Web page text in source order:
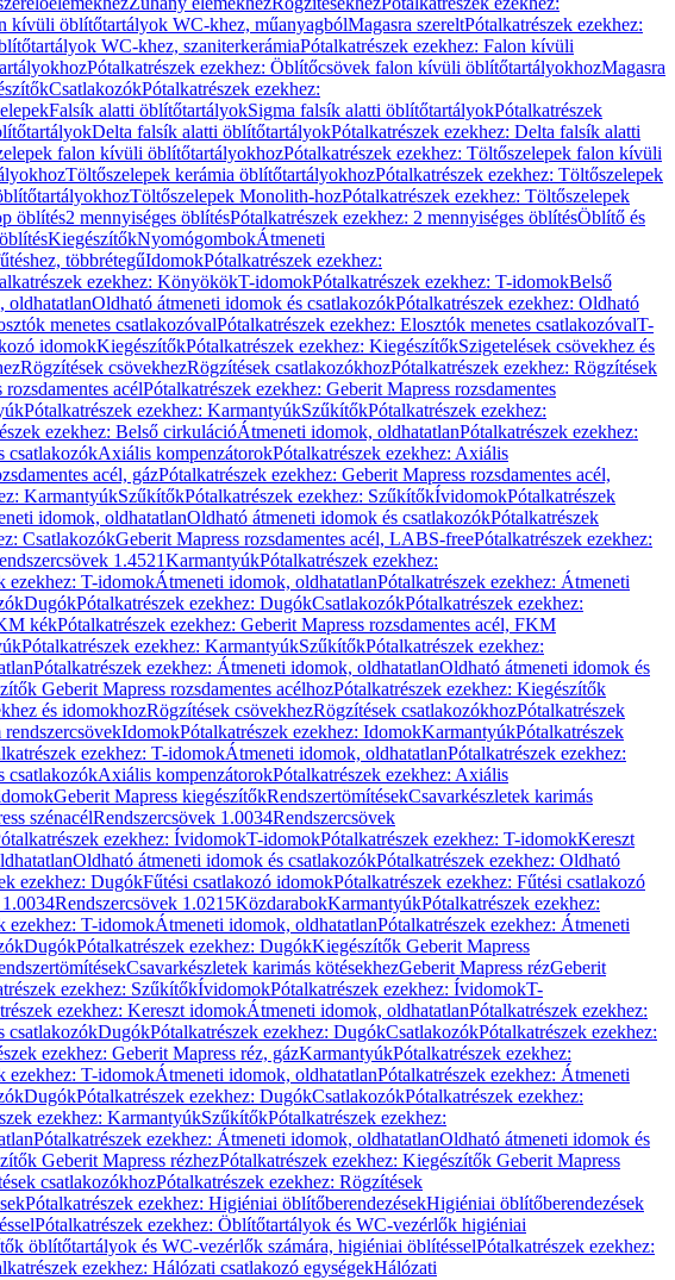
kívüli öblítőtartályok WC-khez, műanyagbólMagasra szereltPótalkatrészek ezekhez:
WC-khez, szaniterkerámiaPótalkatrészek ezekhez: Falon kívüli
Pótalkatrészek ezekhez: Öblítőcsövek falon kívüli öblítőtartályokhozMagasra
CsatlakozókPótalkatrészek ezekhez:
Falsík alatti öblítőtartályokSigma falsík alatti öblítőtartályokPótalkatrészek
Delta falsík alatti öblítőtartályokPótalkatrészek ezekhez: Delta falsík alatti
falon kívüli öblítőtartályokhozPótalkatrészek ezekhez: Töltőszelepek falon kívüli
Töltőszelepek kerámia öblítőtartályokhozPótalkatrészek ezekhez: Töltőszelepek
Töltőszelepek Monolith-hozPótalkatrészek ezekhez: Töltőszelepek
öblítés2 mennyiséges öblítésPótalkatrészek ezekhez: 2 mennyiséges öblítésÖblítő és
KiegészítőkNyomógombokÁtmeneti
többrétegűIdomokPótalkatrészek ezekhez:
ezekhez: KönyökökT-idomokPótalkatrészek ezekhez: T-idomokBelső
oldhatatlanOldható átmeneti idomok és csatlakozókPótalkatrészek ezekhez: Oldható
menetes csatlakozóvalPótalkatrészek ezekhez: Elosztók menetes csatlakozóvalT-
idomokKiegészítőkPótalkatrészek ezekhez: KiegészítőkSzigetelések csövekhez és
Rögzítések csövekhezRögzítések csatlakozókhozPótalkatrészek ezekhez: Rögzítések
acélPótalkatrészek ezekhez: Geberit Mapress rozsdamentes
Pótalkatrészek ezekhez: KarmantyúkSzűkítőkPótalkatrészek ezekhez:
ezekhez: Belső cirkulációÁtmeneti idomok, oldhatatlanPótalkatrészek ezekhez:
csatlakozókAxiális kompenzátorokPótalkatrészek ezekhez: Axiális
acél, gázPótalkatrészek ezekhez: Geberit Mapress rozsdamentes acél,
KarmantyúkSzűkítőkPótalkatrészek ezekhez: SzűkítőkÍvidomokPótalkatrészek
idomok, oldhatatlanOldható átmeneti idomok és csatlakozókPótalkatrészek
CsatlakozókGeberit Mapress rozsdamentes acél, LABS-freePótalkatrészek ezekhez:
1.4521KarmantyúkPótalkatrészek ezekhez:
ezekhez: T-idomokÁtmeneti idomok, oldhatatlanPótalkatrészek ezekhez: Átmeneti
DugókPótalkatrészek ezekhez: DugókCsatlakozókPótalkatrészek ezekhez:
kékPótalkatrészek ezekhez: Geberit Mapress rozsdamentes acél, FKM
Pótalkatrészek ezekhez: KarmantyúkSzűkítőkPótalkatrészek ezekhez:
Pótalkatrészek ezekhez: Átmeneti idomok, oldhatatlanOldható átmeneti idomok és
Geberit Mapress rozsdamentes acélhozPótalkatrészek ezekhez: Kiegészítők
és idomokhozRögzítések csövekhezRögzítések csatlakozókhozPótalkatrészek
rendszercsövekIdomokPótalkatrészek ezekhez: IdomokKarmantyúkPótalkatrészek
ezekhez: T-idomokÁtmeneti idomok, oldhatatlanPótalkatrészek ezekhez:
csatlakozókAxiális kompenzátorokPótalkatrészek ezekhez: Axiális
Geberit Mapress kiegészítőkRendszertömítésekCsavarkészletek karimás
szénacélRendszercsövek 1.0034Rendszercsövek
ezekhez: ÍvidomokT-idomokPótalkatrészek ezekhez: T-idomokKereszt
Oldható átmeneti idomok és csatlakozókPótalkatrészek ezekhez: Oldható
ezekhez: DugókFűtési csatlakozó idomokPótalkatrészek ezekhez: Fűtési csatlakozó
Rendszercsövek 1.0215KözdarabokKarmantyúkPótalkatrészek ezekhez:
ezekhez: T-idomokÁtmeneti idomok, oldhatatlanPótalkatrészek ezekhez: Átmeneti
DugókPótalkatrészek ezekhez: DugókKiegészítők Geberit Mapress
Csavarkészletek karimás kötésekhezGeberit Mapress rézGeberit
ezekhez: SzűkítőkÍvidomokPótalkatrészek ezekhez: ÍvidomokT-
ezekhez: Kereszt idomokÁtmeneti idomok, oldhatatlanPótalkatrészek ezekhez:
csatlakozókDugókPótalkatrészek ezekhez: DugókCsatlakozókPótalkatrészek ezekhez:
ezekhez: Geberit Mapress réz, gázKarmantyúkPótalkatrészek ezekhez:
ezekhez: T-idomokÁtmeneti idomok, oldhatatlanPótalkatrészek ezekhez: Átmeneti
DugókPótalkatrészek ezekhez: DugókCsatlakozókPótalkatrészek ezekhez:
ezekhez: KarmantyúkSzűkítőkPótalkatrészek ezekhez:
Pótalkatrészek ezekhez: Átmeneti idomok, oldhatatlanOldható átmeneti idomok és
Geberit Mapress rézhezPótalkatrészek ezekhez: Kiegészítők Geberit Mapress
csatlakozókhozPótalkatrészek ezekhez: Rögzítések
Pótalkatrészek ezekhez: Higiéniai öblítőberendezésekHigiéniai öblítőberendezések
Pótalkatrészek ezekhez: Öblítőtartályok és WC-vezérlők higiéniai
öblítőtartályok és WC-vezérlők számára, higiéniai öblítésselPótalkatrészek ezekhez:
ezekhez: Hálózati csatlakozó egységekHálózati